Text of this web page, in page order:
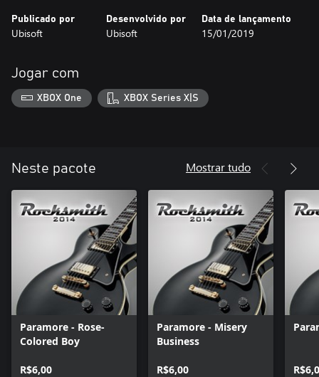
Publicado por
Ubisoft
Desenvolvido por
Ubisoft
Data de lançamento
15/01/2019
Jogar com
XBOX One XBOX Series X|S
Neste pacote Mostrar tudo
Paramore - Rose-
Colored Boy
R$6,00
Paramore - Misery
Business
R$6,00